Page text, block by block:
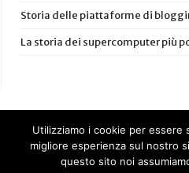
Storia delle piattaforme di
La storia dei supercomputer più
Utilizziamo i cookie per essere
migliore esperienza sul nostro
questo sito noi